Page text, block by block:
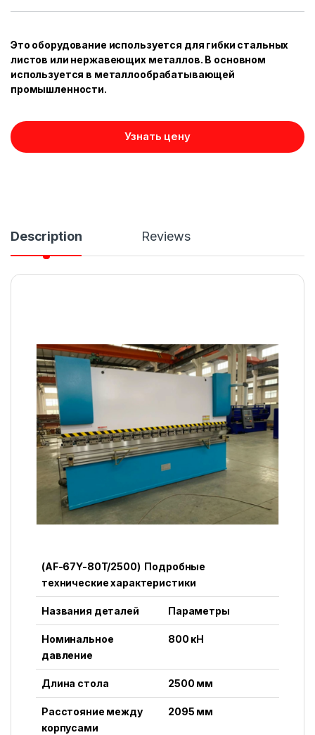
Это оборудование используется для гибки стальных
листов или нержавеющих металлов. В основном
используется в металлообрабатывающей
промышленности.
Узнать цену
Description Reviews
(AF-67Y-80T/2500) Подробные
технические характеристики
Названия деталей Параметры
Номинальное
давление
800 кН
Длина стола 2500 мм
Расстояние между
корпусами
2095 мм